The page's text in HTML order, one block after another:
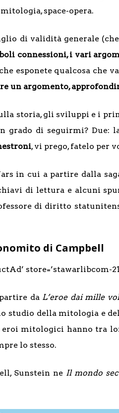
space-opera.
di validità generale
connessioni, i vari
esponete qualcosa che va
un argomento,
storia, gli sviluppi e i
grado di seguirmi? Due:
, vi prego, fatelo per
in cui a partire dalla
di lettura e alcuni
di diritto
di Campbell
store=’stawarlibcom-
da L’eroe dai mille
studio della mitologia e
mitologici hanno tra
lo stesso.
Sunstein ne Il mondo